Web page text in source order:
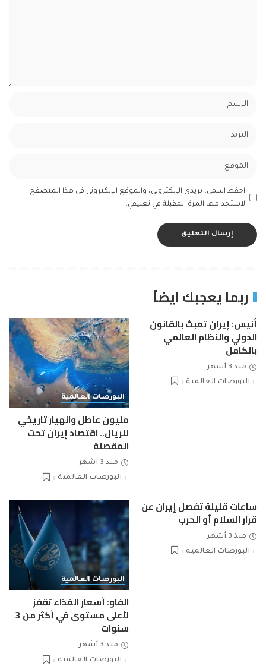
احفظ اسمي، بريدي الإلكتروني، والموقع الإلكتروني في هذا المتصفح
لاستخدامها المرة المقبلة في تعليقي.
ربما يعجبك ايضاً
أنيس: إيران تعبث بالقانون
الدولي والنظام العالمي
بالكامل
منذ 3 أشهر
البورصات العالمية
البورصات العالمية
مليون عاطل وانهيار تاريخي
للريال.. اقتصاد إيران تحت
المقصلة
منذ 3 أشهر
البورصات العالمية
ساعات قليلة تفصل إيران عن
قرار السلام أو الحرب
منذ 3 أشهر
البورصات العالمية
البورصات العالمية
الفاو: أسعار الغذاء تقفز
لأعلى مستوى في أكثر من 3
سنوات
منذ 3 أشهر
البورصات العالمية